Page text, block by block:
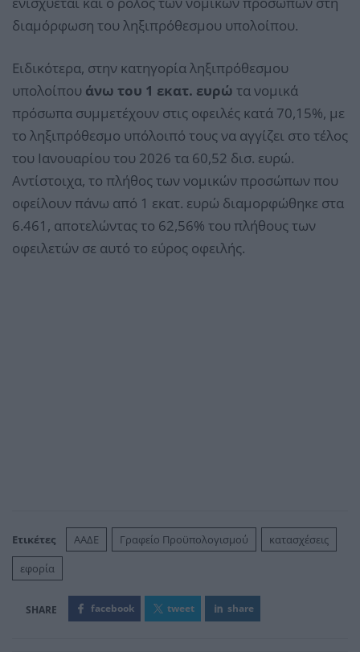
διαμόρφωση του ληξιπρόθεσμου υπολοίπου.
Ειδικότερα, στην κατηγορία ληξιπρόθεσμου
υπολοίπου άνω του 1 εκατ. ευρώ τα νομικά
πρόσωπα συμμετέχουν στις οφειλές κατά 70,15%, με
το ληξιπρόθεσμο υπόλοιπό τους να αγγίζει στο τέλος
του Ιανουαρίου του 2026 τα 60,52 δισ. ευρώ.
Αντίστοιχα, το πλήθος των νομικών προσώπων που
οφείλουν πάνω από 1 εκατ. ευρώ διαμορφώθηκε στα
6.461, αποτελώντας το 62,56% του πλήθους των
οφειλετών σε αυτό το εύρος οφειλής.
Ετικέτες ΑΑΔΕ Γραφείο Προϋπολογισμού
κατασχέσεις
εφορία
facebook tweet share